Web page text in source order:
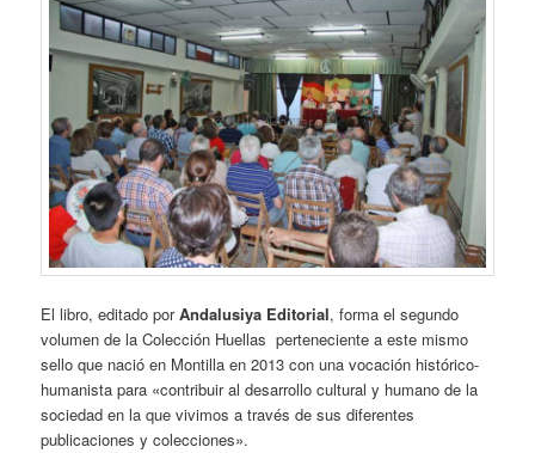
El libro, editado porAndalusiya Editorial, forma el segundo
volumen de la Colección Huellas perteneciente a este mismo
sello que nació en Montilla en 2013 con una vocación histórico-
humanista para «contribuir al desarrollo cultural y humano de la
sociedad en la que vivimos a través de sus diferentes
publicaciones y colecciones».